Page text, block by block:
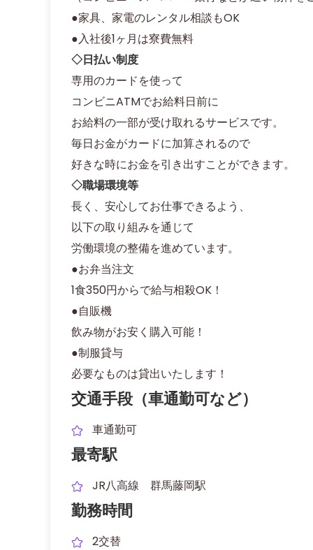
●家具、家電のレンタル相談もOK
●入社後1ヶ月は寮費無料
◇日払い制度
専用のカードを使って
コンビニATMでお給料日前に
お給料の一部が受け取れるサービスです。
毎日お金がカードに加算されるので
好きな時にお金を引き出すことができます。
◇職場環境等
長く、安心してお仕事できるよう、
以下の取り組みを通じて
労働環境の整備を進めています。
●お弁当注文
1食350円からで給与相殺OK！
●自販機
飲み物がお安く購入可能！
●制服貸与
必要なものは貸出いたします！
交通手段（車通勤可など）
車通勤可
最寄駅
JR八高線 群馬藤岡駅
勤務時間
2交替